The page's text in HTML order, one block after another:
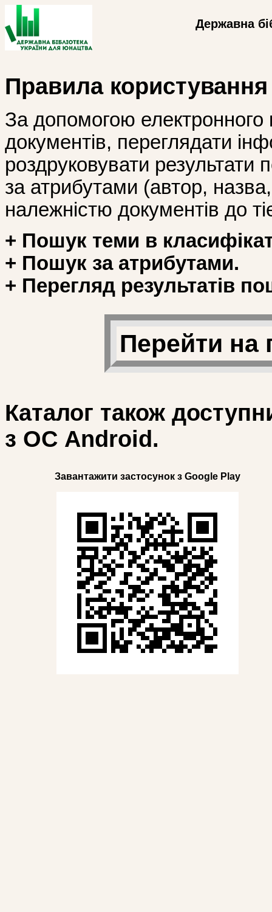
Державна
Правила
За допомогою
документів, переглядати
роздруковувати
за атрибутами (автор, назва,
належністю документів до
+ Пошук теми в
+ Пошук за атрибутами.
+ Перегляд результатів
Перейти на
Каталог також
з ОС Android.
Завантажити застосунок з Google Play